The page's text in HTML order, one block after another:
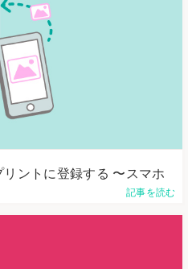
ントに登録する 〜スマホ
記事を読む